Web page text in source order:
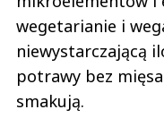
wegetarianie i
niewystarczającą
potrawy bez
smakują.